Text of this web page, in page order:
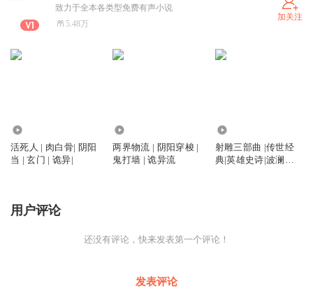
致力于全本各类型免费有声小说
5.48万
加关注
活死人 | 肉白骨| 阴阳
当 | 玄门 | 诡异|
两界物流 | 阴阳穿梭 |
鬼打墙 | 诡异流
射雕三部曲 |传世经
典|英雄史诗|波澜壮
用户评论
还没有评论，快来发表第一个评论！
发表评论